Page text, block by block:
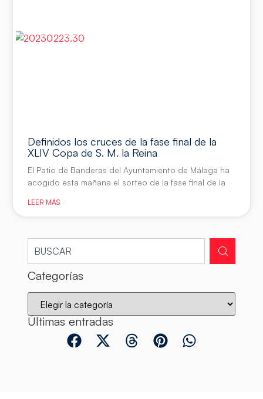
Definidos los cruces de la fase final de la
XLIV Copa de S. M. la Reina
El Patio de Banderas del Ayuntamiento de Málaga ha
acogido esta mañana el sorteo de la fase final de la
LEER MÁS
Categorías
Últimas entradas